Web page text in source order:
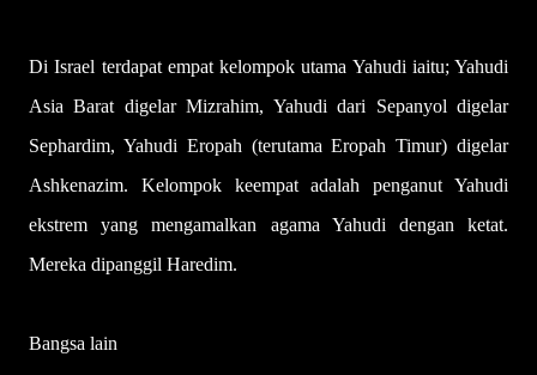
Di Israel terdapat empat kelompok utama Yahudi iaitu; Yahudi
Asia Barat digelar Mizrahim, Yahudi dari Sepanyol digelar
Sephardim, Yahudi Eropah (terutama Eropah Timur) digelar
Ashkenazim. Kelompok keempat adalah penganut Yahudi
ekstrem yang mengamalkan agama Yahudi dengan ketat.
Mereka dipanggil Haredim.
Bangsa lain